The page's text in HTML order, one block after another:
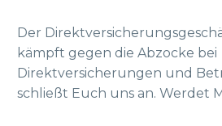
Der
kämpft gegen die Abzocke bei
Direktversicherungen und
schließt Euch uns an. Werdet